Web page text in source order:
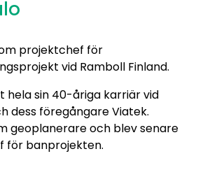
projektchef för
vid Ramboll Finland.
hela sin 40-åriga karriär vid
dess föregångare Viatek.
geoplanerare och blev senare
för banprojekten.